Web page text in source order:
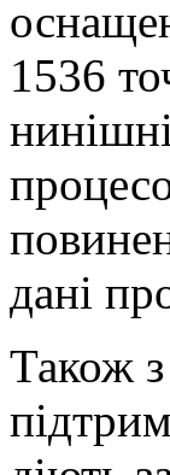
1536
дані
Також з